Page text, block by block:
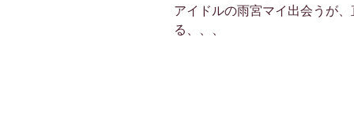
アイドルの雨宮マイ出会うが
る、、、